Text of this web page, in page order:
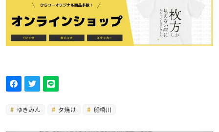
ゆきみん 夕焼け 船橋川